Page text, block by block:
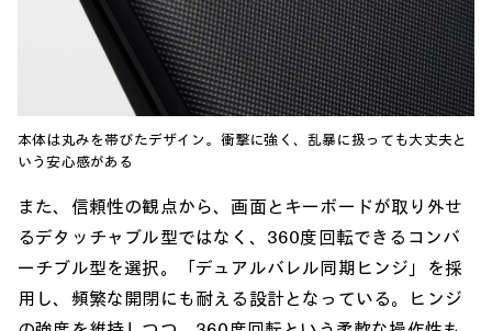
本体は丸みを帯びたデザイン。衝撃に強く、乱暴に扱っても大丈夫と
いう安心感がある
また、信頼性の観点から、画面とキーボードが取り外せ
るデタッチャブル型ではなく、360度回転できるコンバ
ーチブル型を選択。「デュアルバレル同期ヒンジ」を採
用し、頻繁な開閉にも耐える設計となっている。ヒンジ